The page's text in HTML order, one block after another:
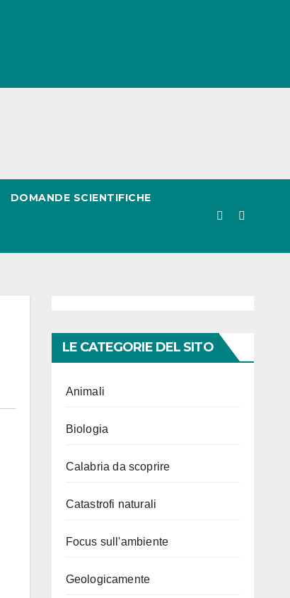
DOMANDE SCIENTIFICHE
LE CATEGORIE DEL SITO
Animali
Biologia
Calabria da scoprire
Catastrofi naturali
Focus sull'ambiente
Geologicamente